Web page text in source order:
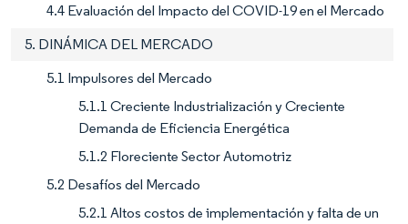
4.4 Evaluación del Impacto del COVID-19 en el Mercado
5. DINÁMICA DEL MERCADO
5.1 Impulsores del Mercado
5.1.1 Creciente Industrialización y Creciente
Demanda de Eficiencia Energética
5.1.2 Floreciente Sector Automotriz
5.2 Desafíos del Mercado
5.2.1 Altos costos de implementación y falta de un